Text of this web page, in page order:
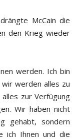
McCain die
den Krieg wieder
werden. Ich bin
werden alles zu
zur Verfügung
Wir haben nicht
gehabt, sondern
ich Ihnen und die